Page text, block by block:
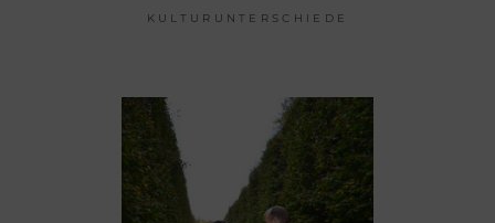
KULTURUNTERSCHIEDE